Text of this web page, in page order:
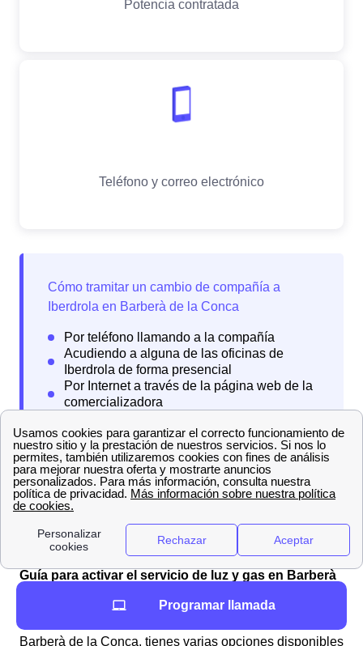
Además, cabe tener en cuenta que si el cliente tenía
contratada una tarifa con servicio depermanenciaen
correspondiente.
Guía para activar el servicio de luz y gas en Barberà
Barberà de la Conca, tienes varias opciones disponibles
Programar llamada